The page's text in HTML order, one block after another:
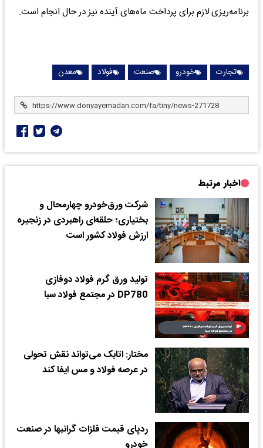
برنامه‌ریزی لازم برای پرداخت ماه‌های آینده نیز در حال انجام است.
تجارت خودرو صنعت فولاد معدن
اخبار مرتبط
شرکت ورق‌خودرو چهارمحال و
بختیاری؛ حلقه‌ای راهبردی در زنجیره
ارزش فولاد کشور است
تولید ورق گرم فولاد دوفازی
DP780 در مجتمع فولاد سبا
مختار: اتابک می‌تواند نقش تحولی
در عرصه فولاد و مس ایفا کند
ردپای قیمت فلزات گرانبها در صنعت